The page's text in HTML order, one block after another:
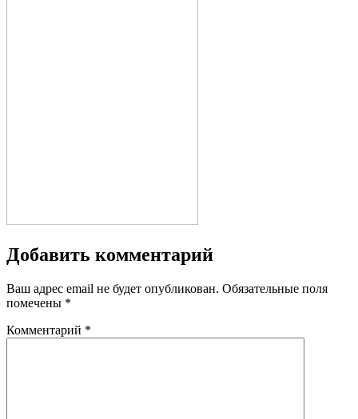
Добавить комментарий
Ваш адрес email не будет опубликован. Обязательные поля
помечены *
Комментарий *